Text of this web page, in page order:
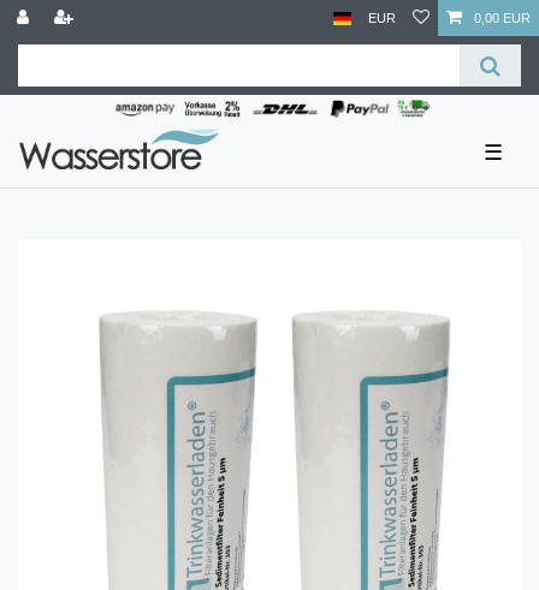
EUR 0,00 EUR
☰